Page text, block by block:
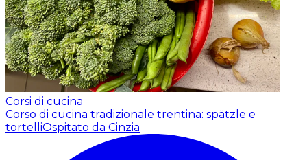
Corsi di cucina
Corso di cucina tradizionale trentina: spätzle e
tortelliOspitato da Cinzia